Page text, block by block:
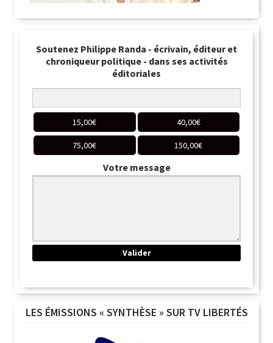
Soutenez Philippe Randa - écrivain, éditeur et
chroniqueur politique - dans ses activités
éditoriales
15,00€ 40,00€
75,00€ 150,00€
Votre message
LES ÉMISSIONS « SYNTHÈSE » SUR TV LIBERTÉS